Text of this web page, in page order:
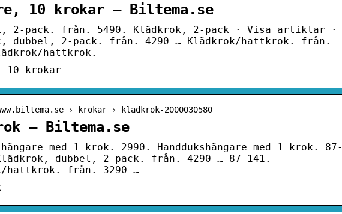
10 krokar – Biltema.se
2-pack. från. 5490. Klädkrok, 2-pack · Visa artiklar ·
dubbel, 2-pack. från. 4290 … Klädkrok/hattkrok. från.
hattkrok.
10 krokar
› krokar › kladkrok-2000030580
– Biltema.se
med 1 krok. 2990. Handdukshängare med 1 krok. 87-
dubbel, 2-pack. från. 4290 … 87-141.
hattkrok. från. 3290 …